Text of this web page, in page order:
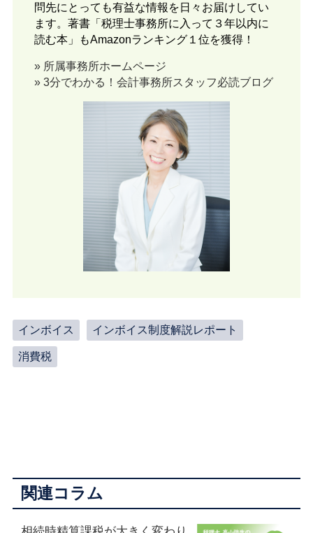
問先にとっても有益な情報を日々お届けしてい
ます。著書「税理士事務所に入って３年以内に
読む本」もAmazonランキング１位を獲得！
» 所属事務所ホームページ
» 3分でわかる！会計事務所スタッフ必読ブログ
インボイス インボイス制度解説レポート
消費税
関連コラム